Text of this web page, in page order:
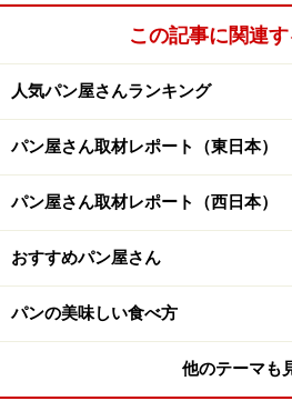
ウーヴリールディヴェール(冬の
以前めくるめく食事パンの世界
小型のカンパーニュ。今回は白
プラスしたものが登場しました
(白）、ベイジュ(ベージュ）
が、デザイナーでもある秀島さ
この記事に関連
人気パン屋さんランキング
パン屋さん取材レポート（東日本）
パン屋さん取材レポート（西日本）
おすすめパン屋さん
パンの美味しい食べ方
他のテーマも